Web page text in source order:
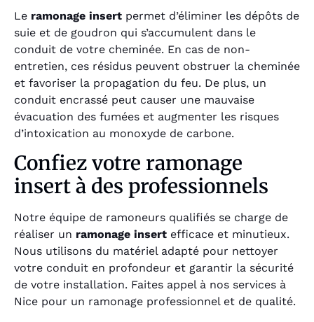
Le ramonage insert permet d’éliminer les dépôts de
suie et de goudron qui s’accumulent dans le
conduit de votre cheminée. En cas de non-
entretien, ces résidus peuvent obstruer la cheminée
et favoriser la propagation du feu. De plus, un
conduit encrassé peut causer une mauvaise
évacuation des fumées et augmenter les risques
d’intoxication au monoxyde de carbone.
Confiez votre ramonage
insert à des professionnels
Notre équipe de ramoneurs qualifiés se charge de
réaliser un ramonage insert efficace et minutieux.
Nous utilisons du matériel adapté pour nettoyer
votre conduit en profondeur et garantir la sécurité
de votre installation. Faites appel à nos services à
Nice pour un ramonage professionnel et de qualité.